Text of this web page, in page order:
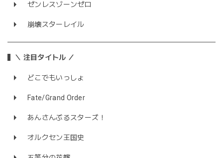
ゼンレスゾーンゼロ
崩壊スターレイル
＼ 注目タイトル ／
どこでもいっしょ
Fate/Grand Order
あんさんぶるスターズ！
オルクセン王国史